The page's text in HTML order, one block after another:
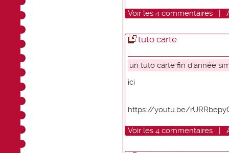
Voir les 4 commentaires |
tuto carte
un tuto carte fin d'année
ici
https://youtu.be/
Voir les 4 commentaires |